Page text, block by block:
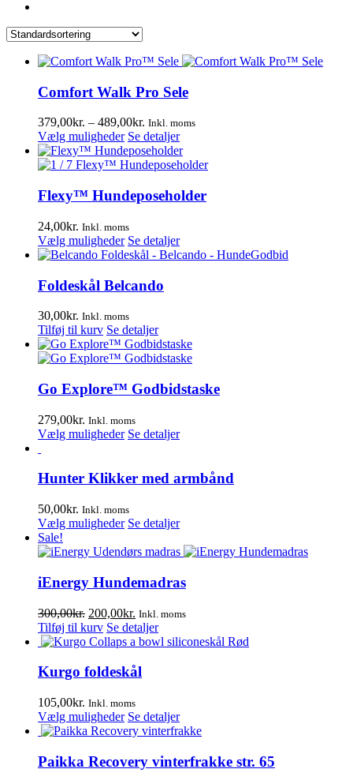
Comfort Walk Pro Sele
379,00kr. – 489,00kr. Prisinterval:
379,00kr.
til
489,00kr.
Inkl. moms
Vælg muligheder Dette
vare
har
varianter.
Mulighederne
vælges
på
varesiden
Se detaljer
Flexy™ Hundeposeholder
24,00kr. Inkl. moms
Vælg muligheder Dette
vare
flere
varianter.
kan
vælges
på
varesiden
Se detaljer
Foldeskål Belcando
30,00kr. Inkl. moms
Tilføj til kurv Se detaljer
Go Explore™ Godbidstaske
279,00kr. Inkl. moms
Vælg muligheder Dette
flere
kan
vælges
på
varesiden
Se detaljer
Hunter Klikker med armbånd
50,00kr. Inkl. moms
Vælg muligheder Dette
har
varianter.
Mulighederne
kan
vælges
på
varesiden
Se detaljer
Sale!
iEnergy Hundemadras
300,00kr. Den
oprindelige
pris
300,00kr..
200,00kr. Den
aktuelle
pris
200,00kr..
Inkl. moms
Tilføj til kurv Se detaljer
Kurgo foldeskål
105,00kr. Inkl. moms
Vælg muligheder Dette
vare
flere
varianter.
Se detaljer
Paikka Recovery vinterfrakke str. 65